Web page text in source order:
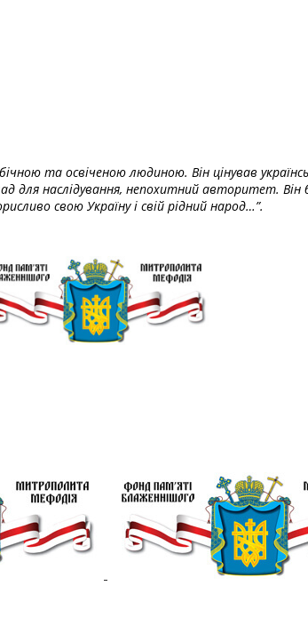
та освіченою людиною. Він цінував
для наслідування, непохитний авторитет.
свою Україну і свій рідний народ…”.